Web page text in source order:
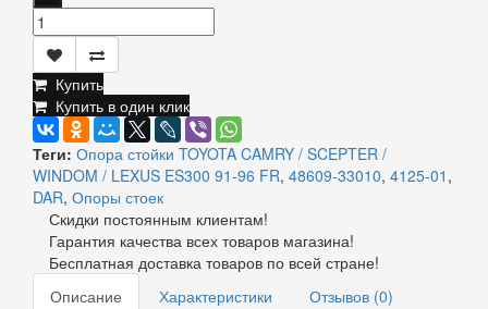
Купить
Купить в один клик
Теги: Опора стойки TOYOTA CAMRY / SCEPTER /
WINDOM / LEXUS ES300 91-96 FR, 48609-33010, 4125-01 ,
DAR, Опоры стоек
Скидки постоянным клиентам!
Гарантия качества всех товаров магазина!
Бесплатная доставка товаров по всей стране!
Описание
Характеристики
Отзывов (0)